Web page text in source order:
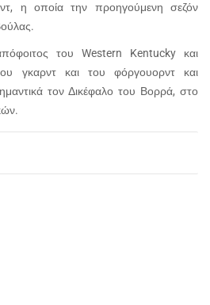
η οποία την προηγούμενη σεζόν
του Western Kentucky και
γκαρντ και του φόργουορντ και
τον Δικέφαλο του Βορρά, στο